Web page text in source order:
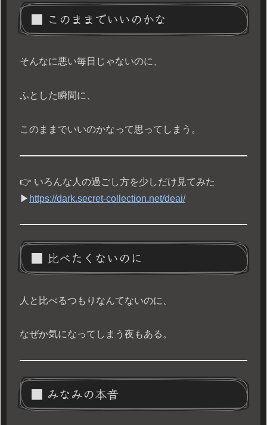
■ このままでいいのかな
そんなに悪い毎日じゃないのに、
ふとした瞬間に、
このままでいいのかなって思ってしまう。
👉 いろんな人の過ごし方を少しだけ見てみた
▶ https://dark.secret-collection.net/deai/
■ 比べたくないのに
人と比べるつもりなんてないのに、
なぜか気になってしまう夜もある。
■ みなみの本音